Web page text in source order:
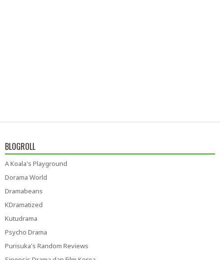
BLOGROLL
A Koala's Playground
Dorama World
Dramabeans
KDramatized
Kutudrama
Psycho Drama
Purisuka's Random Reviews